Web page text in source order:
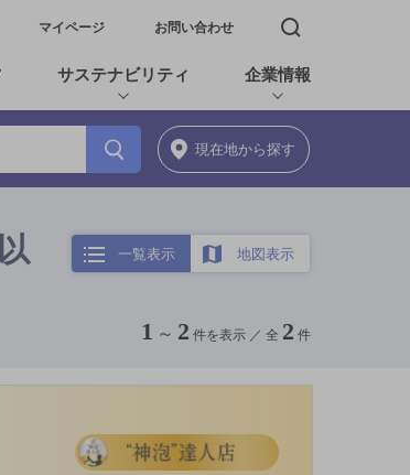
いウィンドウで開く
マイページ お問い合わせ 検索窓を開く
サステナビリティ 企業情報
現在地から探す
一覧表示 地図表示
1 ～ 2 件を表示 ／ 全 2 件